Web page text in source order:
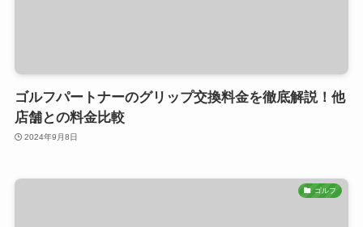
ゴルフパートナーのグリップ交換料金を徹底解説！他
店舗との料金比較
2024年9月8日
ゴルフ